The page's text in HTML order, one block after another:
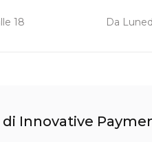
18 Da
Innovative